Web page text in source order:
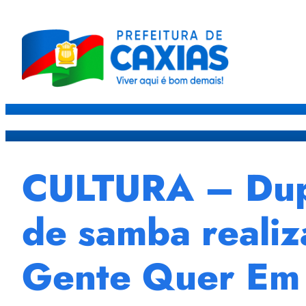
CULTURA –
de samba
Gente Quer Em